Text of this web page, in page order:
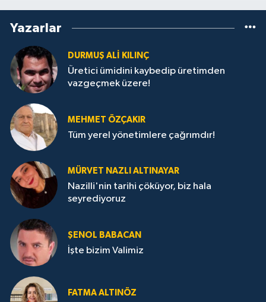
Yazarlar
DURMUŞ ALI KILINÇ
Üretici ümidini kaybedip üretimden
vazgeçmek üzere!
MEHMET ÖZÇAKIR
Tüm yerel yönetimlere çağrımdır!
MÜRVET NAZLI ALTINAYAR
Nazilli'nin tarihi çöküyor, biz hala
seyrediyoruz
ŞENOL BABACAN
İşte bizim Valimiz
FATMA ALTINÖZ